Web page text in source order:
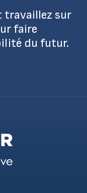
travaillez sur
faire
du futur.